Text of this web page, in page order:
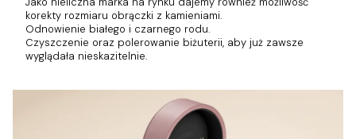
korekty rozmiaru obrączki z kamieniami.
Odnowienie białego i czarnego rodu.
Czyszczenie oraz polerowanie biżuterii, aby już zawsze
wyglądała nieskazitelnie.